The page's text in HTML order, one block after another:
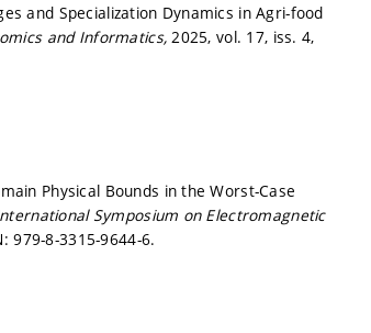
and Specialization Dynamics in Agri-food
and Informatics, 2025, vol. 17, iss. 4,
Physical Bounds in the Worst-Case
Symposium on Electromagnetic
979-8-3315-9644-6.